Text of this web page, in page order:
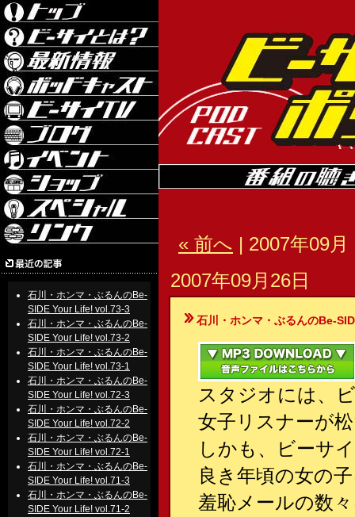
石川・ホンマ・ぶるんのBe-
SIDE Your Life! vol.73-3
石川・ホンマ・ぶるんのBe-
SIDE Your Life! vol.73-2
石川・ホンマ・ぶるんのBe-
SIDE Your Life! vol.73-1
石川・ホンマ・ぶるんのBe-
SIDE Your Life! vol.72-3
石川・ホンマ・ぶるんのBe-
SIDE Your Life! vol.72-2
石川・ホンマ・ぶるんのBe-
SIDE Your Life! vol.72-1
石川・ホンマ・ぶるんのBe-
SIDE Your Life! vol.71-3
石川・ホンマ・ぶるんのBe-
SIDE Your Life! vol.71-2
« 前へ | 2007年09
2007年09月26日
石川・ホンマ・ぶるんのBe-
スタジオには、
女子リスナーが
しかも、ビーサ
良き年頃の女の
羞恥メールの数